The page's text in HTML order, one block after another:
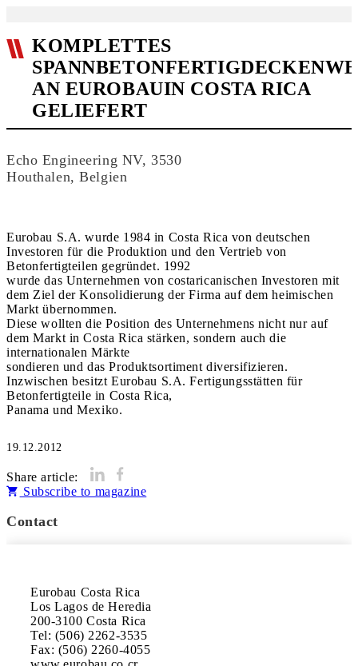
KOMPLETTES
AN EUROBAUIN COSTA RICA
GELIEFERT
Echo Engineering NV, 3530
Houthalen, Belgien
Eurobau S.A. wurde 1984 in Costa Rica von deutschen
Investoren für die Produktion und den Vertrieb von
Betonfertigteilen gegründet. 1992
wurde das Unternehmen von costaricanischen Investoren mit
dem Ziel der Konsolidierung der Firma auf dem heimischen
Markt übernommen.
Diese wollten die Position des Unternehmens nicht nur auf
dem Markt in Costa Rica stärken, sondern auch die
internationalen Märkte
sondieren und das Produktsortiment diversifizieren.
Inzwischen besitzt Eurobau S.A. Fertigungsstätten für
Betonfertigteile in Costa Rica,
Panama und Mexiko.
19.12.2012
Share article:
Subscribe to magazine
Contact
Eurobau Costa Rica
Los Lagos de Heredia
200-3100 Costa Rica
Tel: (506) 2262-3535
Fax: (506) 2260-4055